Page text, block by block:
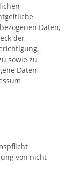
Daten,
der
sowie zu
Daten
von nicht